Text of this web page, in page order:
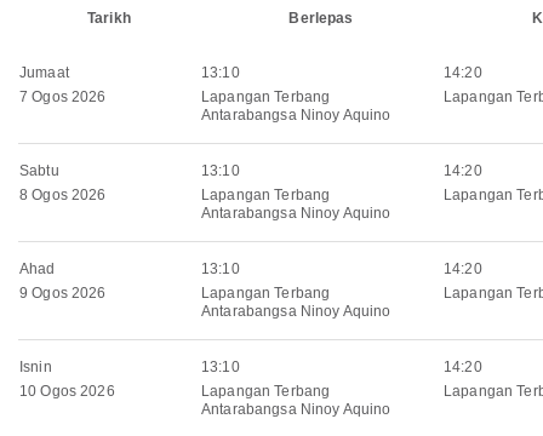
Tarikh Berlepas
Jumaat
7 Ogos 2026
13:10
Lapangan Terbang
Antarabangsa Ninoy Aquino
14:20
Lapangan
Sabtu
8 Ogos 2026
13:10
Lapangan Terbang
Antarabangsa Ninoy Aquino
14:20
Lapangan
Ahad
9 Ogos 2026
13:10
Lapangan Terbang
Antarabangsa Ninoy Aquino
14:20
Lapangan
Isnin
10 Ogos 2026
13:10
Lapangan Terbang
Antarabangsa Ninoy Aquino
14:20
Lapangan